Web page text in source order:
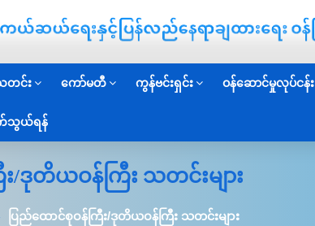
တင်း ကော်မတီ ကွန်ဗင်းရှင်း ဝန်ဆောင်မှုလုပ်ငန်း
သွယ်ရန်
/ဒုတိယဝန်ကြီး သတင်းများ
ပြည်ထောင်စုဝန်ကြီး/ဒုတိယဝန်ကြီး သတင်းများ